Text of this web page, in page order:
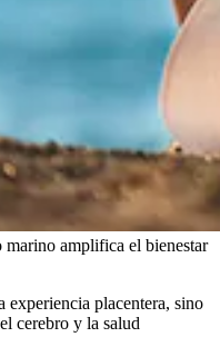
amplifica el bienestar
experiencia placentera, sino
cerebro y la salud